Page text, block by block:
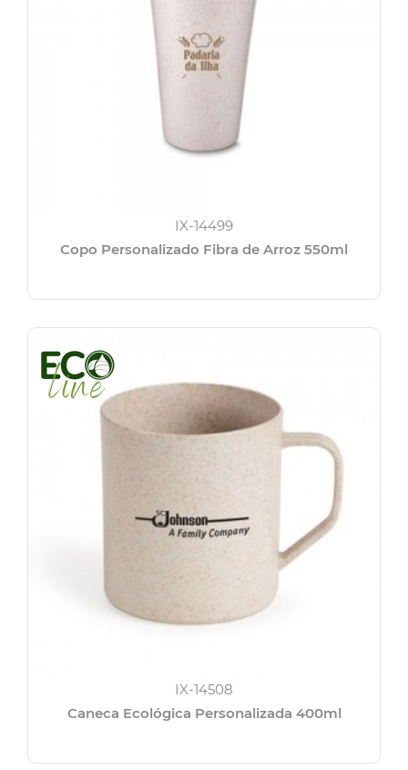
IX-14499
Copo Personalizado Fibra de Arroz 550ml
IX-14508
Caneca Ecológica Personalizada 400ml